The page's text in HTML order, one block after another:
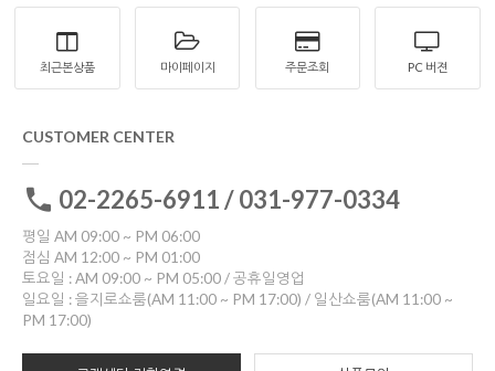
최근본상품 마이페이지 주문조회 PC 버젼
CUSTOMER CENTER
02-2265-6911 / 031-977-0334
평일 AM 09:00 ~ PM 06:00
점심 AM 12:00 ~ PM 01:00
토요일 : AM 09:00 ~ PM 05:00 / 공휴일영업
일요일 : 을지로쇼룸(AM 11:00 ~ PM 17:00) / 일산쇼룸(AM 11:00 ~
PM 17:00)